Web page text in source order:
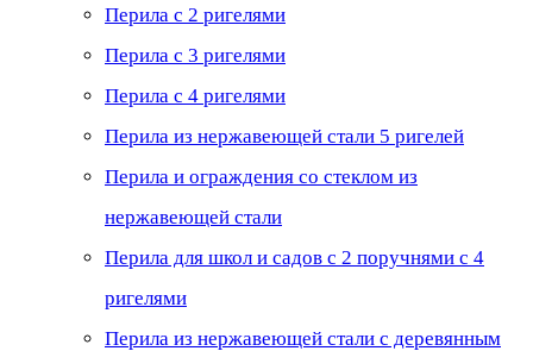
Перила с 2 ригелями
Перила с 3 ригелями
Перила с 4 ригелями
Перила из нержавеющей стали 5 ригелей
Перила и ограждения со стеклом из
нержавеющей стали
Перила для школ и садов с 2 поручнями с 4
ригелями
Перила из нержавеющей стали с деревянным